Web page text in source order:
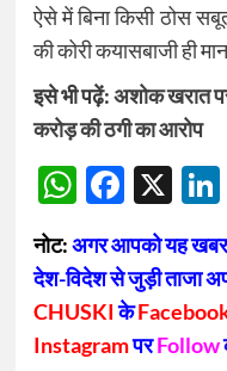
ऐसे में बिना किसी ठोस
की कोरी कयासबाजी ही
इसे भी पढ़ें:अशोक खरात
करोड़ की ठगी का आरोप
X
नोट:अगर आपको यह
देश-विदेश से जुड़ी ताजा
CHUSKIके
InstagramपरFollow